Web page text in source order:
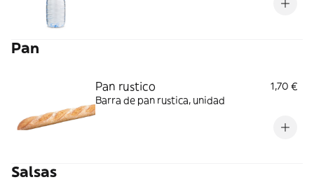
Pan
Pan rustico
1,70 €
Barra de pan rustica, unidad
Salsas